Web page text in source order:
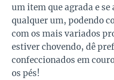
um item que agrada e
qualquer um, podendo
com os mais variados
estiver chovendo, dê
confeccionados em
os pés!